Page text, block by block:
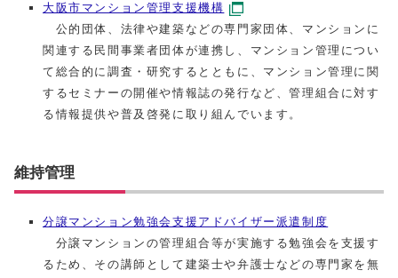
大阪市マンション管理支援機構
公的団体、法律や建築などの専門家団体、マンションに
関連する民間事業者団体が連携し、マンション管理につい
て総合的に調査・研究するとともに、マンション管理に関
するセミナーの開催や情報誌の発行など、管理組合に対す
る情報提供や普及啓発に取り組んでいます。
維持管理
分譲マンション勉強会支援アドバイザー派遣制度
分譲マンションの管理組合等が実施する勉強会を支援す
るため、その講師として建築士や弁護士などの専門家を無